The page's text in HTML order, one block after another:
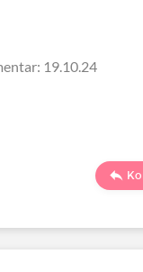
19.10.24